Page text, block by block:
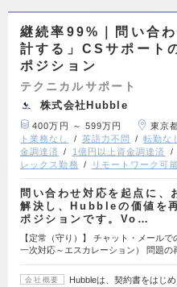
継続率99%｜問い合
計する」CSサポート
ポジション
テクニカルサポート
株式会社Hubble
400万円 ～ 599万円 東京
ト業務なし
英語力不問 転勤な
金調達済
1億円以上資金調達済
レックス勤務
リモートワーク可
問い合わせ対応を起点に、
解決し、Hubbleの価値を
ポジションです。Vo…
【定常（守り）】 チャット・メール
一次対応～エスカレーション） 問題の
会社概要
Hubbleは、契約書をはじ